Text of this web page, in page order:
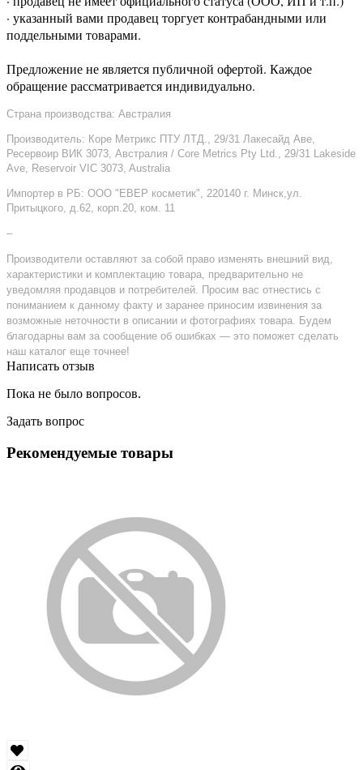
· указанный вами продавец торгует контрабандными или
поддельными товарами.
Предложение не является публичной офертой. Каждое
обращение рассматривается индивидуально.
Страна производства: Австралия
Производитель: Коре Метрикс ПТУ ЛТД., 29/31 Лакесайд Аве,
Ресервоир ВИК 3073, Австралия / Core Metrics Pty Ltd., 29/31 Lakeside
Ave, Reservoir VIC 3073, Australia
Импортер в РБ: ООО "ЕВЕР косметик", 220140 г. Минск,ул.
Притыцкого, д.62, корп.20, ком. 11
–
Производители оставляют за собой право изменять внешний вид,
характеристики и комплектацию товара, предварительно не
уведомляя продавцов и потребителей. Просим вас отнестись с
пониманием к данному факту и заранее приносим извинения за
возможные неточности в описании и фотографиях товара. Будем
благодарны вам за сообщение об ошибках — это поможет сделать
наш каталог еще точнее!
Написать отзыв
Пока не было вопросов.
Задать вопрос
Рекомендуемые товары